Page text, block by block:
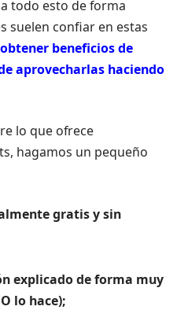
todo esto de forma
suelen confiar en estas
beneficios de
aprovecharlas haciendo
lo que ofrece
hagamos un pequeño
gratis y sin
explicado de forma muy
lo hace);